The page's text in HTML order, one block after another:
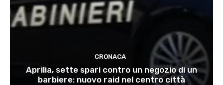
CRONACA
Aprilia, sette spari contro un negozio di un
barbiere: nuovo raid nel centro città